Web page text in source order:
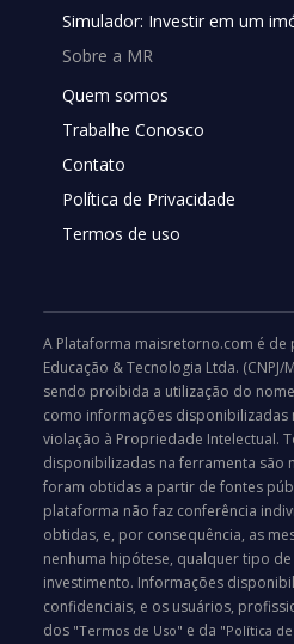
Simulador: Investir em um
Sobre a MR
Quem somos
Trabalhe Conosco
Contato
Política de Privacidade
Termos de uso
A Plataforma maisretorno.com é de
Educação & Tecnologia Ltda. (CNPJ/
sendo proibida a utilização do
como informações disponibilizadas
violação à Propriedade Intelectual.
disponibilizadas na ferramenta são
foram obtidas a partir de fontes
plataforma não faz conferência
obtidas, e, por consequência, as
nenhuma hipótese, qualquer tipo
investimento. Informações
confidenciais, e os usuários,
dos "Termos de Uso" e da "Política